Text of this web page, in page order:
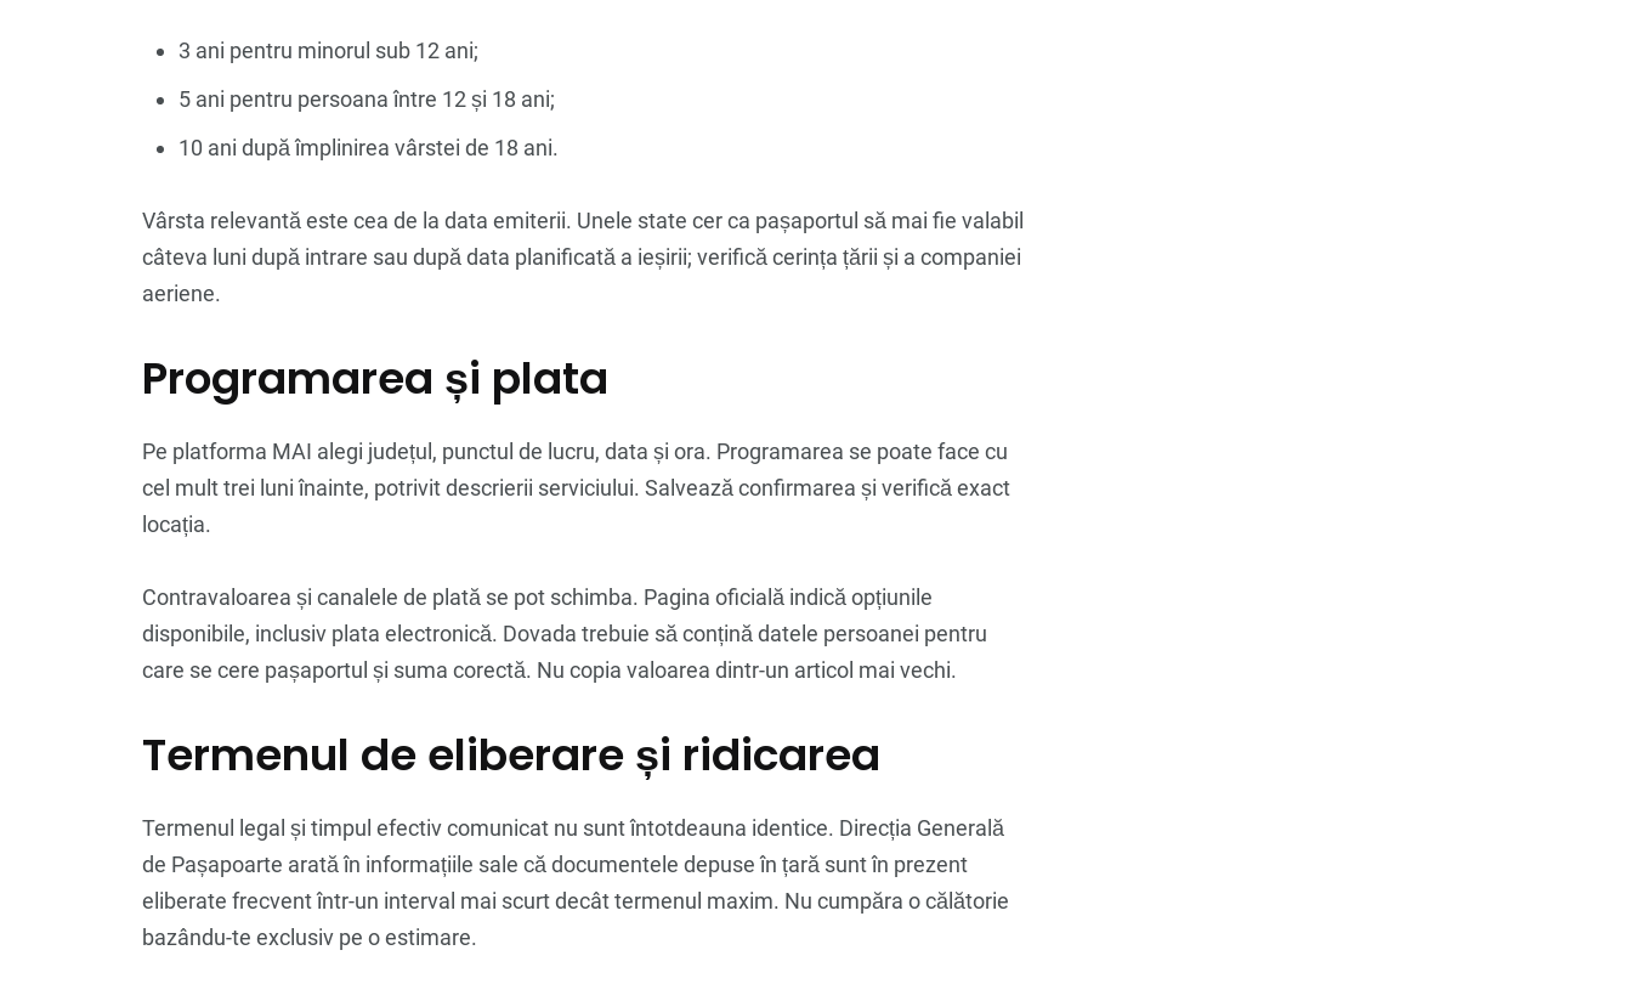
3 ani pentru minorul sub 12 ani;
5 ani pentru persoana între 12 și 18 ani;
10 ani după împlinirea vârstei de 18 ani.
Vârsta relevantă este cea de la data emiterii. Unele state cer ca pașaportul să mai fie valabil
câteva luni după intrare sau după data planificată a ieșirii; verifică cerința țării și a companiei
aeriene.
Programarea și plata
Pe platforma MAI alegi județul, punctul de lucru, data și ora. Programarea se poate face cu
cel mult trei luni înainte, potrivit descrierii serviciului. Salvează confirmarea și verifică exact
locația.
Contravaloarea și canalele de plată se pot schimba. Pagina oficială indică opțiunile
disponibile, inclusiv plata electronică. Dovada trebuie să conțină datele persoanei pentru
care se cere pașaportul și suma corectă. Nu copia valoarea dintr-un articol mai vechi.
Termenul de eliberare și ridicarea
Termenul legal și timpul efectiv comunicat nu sunt întotdeauna identice. Direcția Generală
de Pașapoarte arată în informațiile sale că documentele depuse în țară sunt în prezent
eliberate frecvent într-un interval mai scurt decât termenul maxim. Nu cumpăra o călătorie
bazându-te exclusiv pe o estimare.